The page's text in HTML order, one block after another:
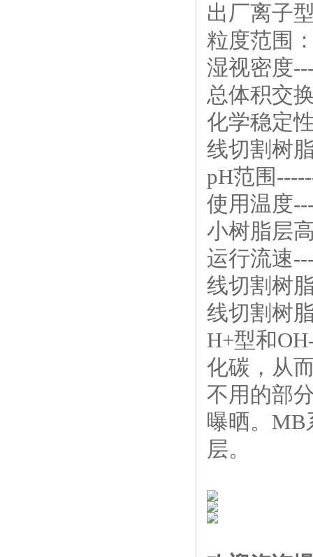
出厂离子
粒度范围
湿视密度
总体积交
化学稳定
线切割树
pH范围
使用温度
小树脂层
运行流速
线切割树
线切割树
H+型和
化碳，从
不用的部
曝晒。MB
层。